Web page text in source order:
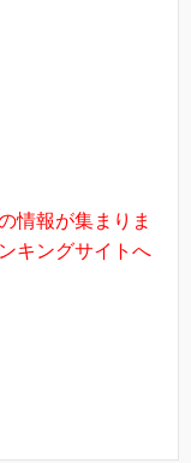
情報が集まりま
キングサイトへ